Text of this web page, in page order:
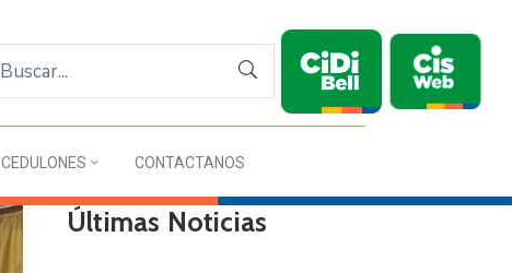
CEDULONES CONTACTANOS
Últimas Noticias